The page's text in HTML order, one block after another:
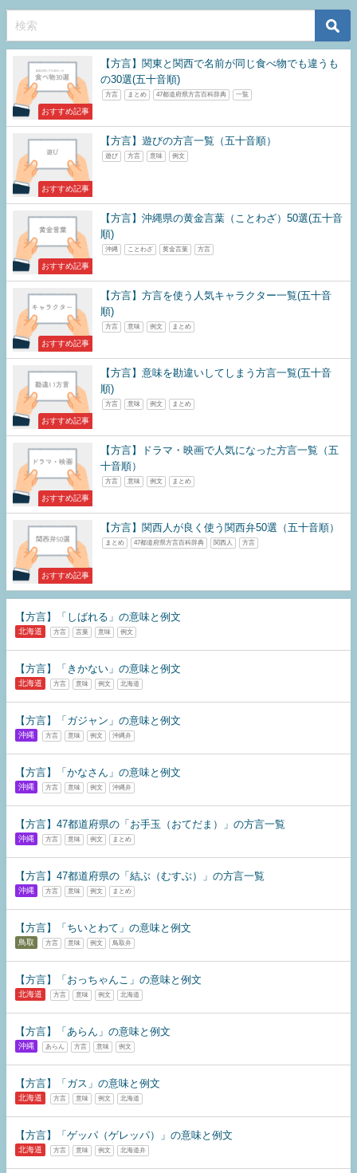
おすすめ記事
【方言】関東と関西で名前が同じ食べ物でも違うも
の30選(五十音順)
方言 まとめ 47都道府県方言百科辞典 一覧
おすすめ記事
【方言】遊びの方言一覧（五十音順）
遊び 方言 意味 例文
おすすめ記事
【方言】沖縄県の黄金言葉（ことわざ）50選(五十音
順)
沖縄 ことわざ 黄金言葉 方言
おすすめ記事
【方言】方言を使う人気キャラクター一覧(五十音
順)
方言 意味 例文 まとめ
おすすめ記事
【方言】意味を勘違いしてしまう方言一覧(五十音
順)
方言 意味 例文 まとめ
おすすめ記事
【方言】ドラマ・映画で人気になった方言一覧（五
十音順）
方言 意味 例文 まとめ
おすすめ記事
【方言】関西人が良く使う関西弁50選（五十音順）
まとめ 47都道府県方言百科辞典 関西人 方言
【方言】「しばれる」の意味と例文
北海道 方言 言葉 意味 例文
【方言】「きかない」の意味と例文
北海道 方言 意味 例文 北海道
【方言】「ガジャン」の意味と例文
沖縄 方言 意味 例文 沖縄弁
【方言】「かなさん」の意味と例文
沖縄 方言 意味 例文 沖縄弁
【方言】47都道府県の「お手玉（おてだま）」の方言一覧
沖縄 方言 意味 例文 まとめ
【方言】47都道府県の「結ぶ（むすぶ）」の方言一覧
沖縄 方言 意味 例文 まとめ
【方言】「ちいとわて」の意味と例文
鳥取 方言 意味 例文 鳥取弁
【方言】「おっちゃんこ」の意味と例文
北海道 方言 意味 例文 北海道
【方言】「あらん」の意味と例文
沖縄 あらん 方言 意味 例文
【方言】「ガス」の意味と例文
北海道 方言 意味 例文 北海道
【方言】「ゲッパ（ゲレッパ）」の意味と例文
北海道 方言 意味 例文 北海道弁